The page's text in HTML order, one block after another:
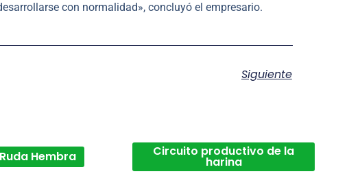
con normalidad», concluyó el empresario.
Siguiente
Hembra Circuito productivo de la
harina